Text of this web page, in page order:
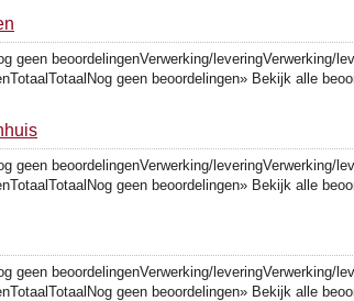
geen beoordelingenVerwerking/leveringVerwerking/
geen beoordelingen» Bekijk alle
geen beoordelingenVerwerking/leveringVerwerking/
geen beoordelingen» Bekijk alle
geen beoordelingenVerwerking/leveringVerwerking/
geen beoordelingen» Bekijk alle